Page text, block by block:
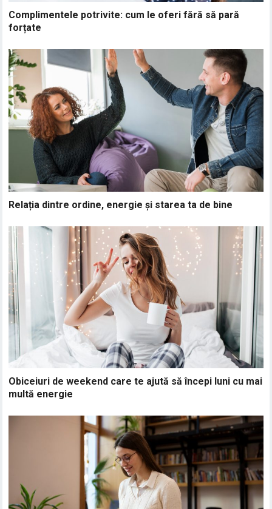
Complimentele potrivite: cum le oferi fără să pară
forțate
Relația dintre ordine, energie și starea ta de bine
Obiceiuri de weekend care te ajută să începi luni cu mai
multă energie